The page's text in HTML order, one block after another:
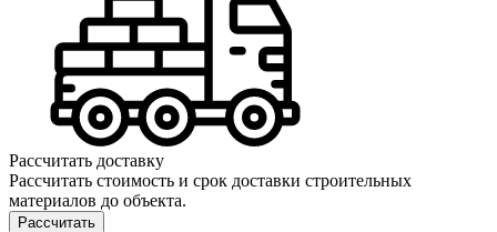
Рассчитать доставку
Рассчитать стоимость и срок доставки строительных
материалов до объекта.
Рассчитать